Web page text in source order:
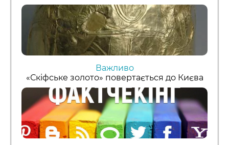
Важливо
«Скіфське золото» повертається до Києва